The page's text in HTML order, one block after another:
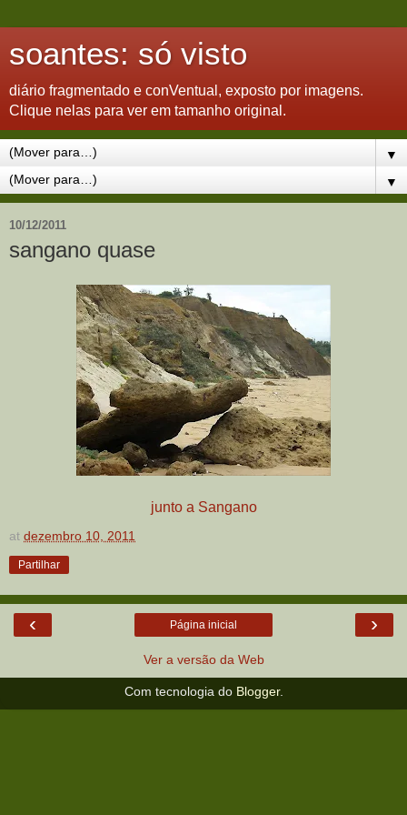
soantes: só visto
diário fragmentado e conVentual, exposto por imagens.
Clique nelas para ver em tamanho original.
▼
▼
10/12/2011
sangano quase
junto a Sangano
at dezembro 10, 2011
Partilhar
‹ ›
Página inicial
Ver a versão da Web
Com tecnologia do Blogger.